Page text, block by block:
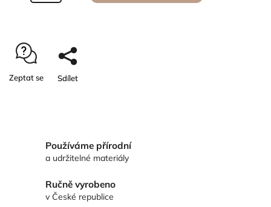
Zeptat se Sdílet
Používáme přírodní
a udržitelné materiály
Ručně vyrobeno
v České republice